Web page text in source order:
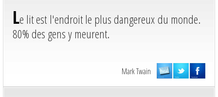
Le lit est l'endroit le plus dangereux du monde.
80% des gens y meurent.
Mark Twain